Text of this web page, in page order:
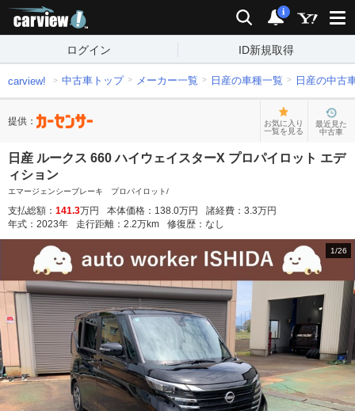
検索 通知
i
ログイン ID新規取得
carview! 中古車トップ メーカー一覧 日産の車種一覧 日産の中古
提供：
お気に入り
一覧を見る
最近見た
中古車
日産 ルークス 660 ハイウェイスターX プロパイロット エデ
ィション
エマージェンシーブレーキ プロパイロット/
支払総額： 141.3万円 本体価格： 138.0万円 諸経費： 3.3万円
年式： 2023年 走行距離： 2.2万km 修復歴： なし
1/26